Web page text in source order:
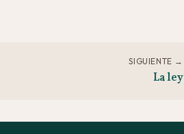
SIGUIENTE →
La ley